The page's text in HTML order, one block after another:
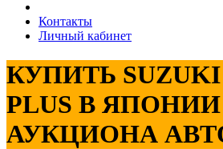
Контакты
Личный кабинет
КУПИТЬ SUZUKI
PLUS В
АУКЦИОНА